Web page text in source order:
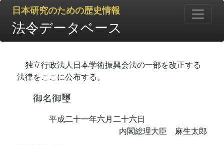
日本研究のための歴史情報
法令データベース
独立行政法人日本学術振興会法の一部を改正する
法律をここに公布する。
御名御璽
平成二十一年六月二十六日
内閣総理大臣 麻生太郎